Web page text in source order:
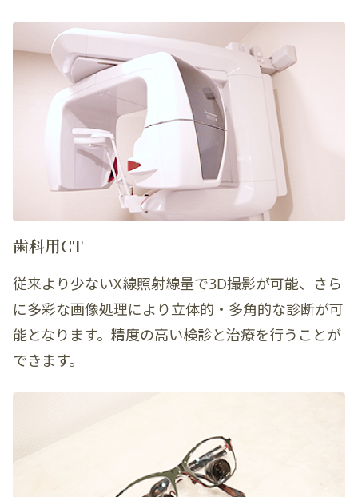
歯科用CT
従来より少ないX線照射線量で3D撮影が可能、さら
に多彩な画像処理により立体的・多角的な診断が可
能となります。精度の高い検診と治療を行うことが
できます。